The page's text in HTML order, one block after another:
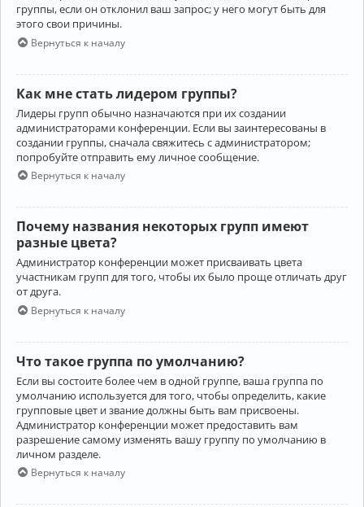
группы, если он отклонил ваш запрос; у него могут быть для
этого свои причины.
Вернуться к началу
Как мне стать лидером группы?
Лидеры групп обычно назначаются при их создании
администраторами конференции. Если вы заинтересованы в
создании группы, сначала свяжитесь с администратором;
попробуйте отправить ему личное сообщение.
Вернуться к началу
Почему названия некоторых групп имеют
разные цвета?
Администратор конференции может присваивать цвета
участникам групп для того, чтобы их было проще отличать друг
от друга.
Вернуться к началу
Что такое группа по умолчанию?
Если вы состоите более чем в одной группе, ваша группа по
умолчанию используется для того, чтобы определить, какие
групповые цвет и звание должны быть вам присвоены.
Администратор конференции может предоставить вам
разрешение самому изменять вашу группу по умолчанию в
личном разделе.
Вернуться к началу